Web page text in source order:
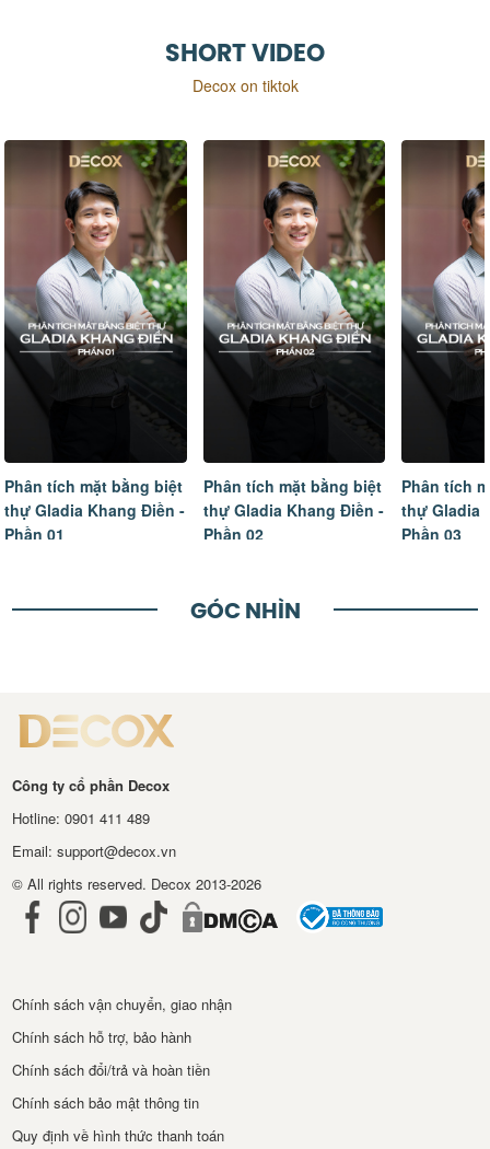
SHORT VIDEO
Decox on tiktok
Phân tích mặt bằng biệt
thự Gladia Khang Điền -
Phần 01
Phân tích mặt bằng biệt
thự Gladia Khang Điền -
Phần 02
Phân tích
thự Gladia
Phần 03
GÓC NHÌN
Công ty cổ phần Decox
Hotline: 0901 411 489
Email: support@decox.vn
© All rights reserved. Decox 2013-2026
Chính sách vận chuyển, giao nhận
Chính sách hỗ trợ, bảo hành
Chính sách đổi/trả và hoàn tiền
Chính sách bảo mật thông tin
Quy định về hình thức thanh toán